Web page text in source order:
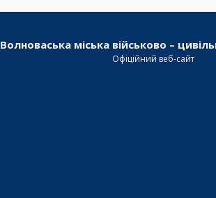
Волноваська міська військово –
Офіційний веб-сайт